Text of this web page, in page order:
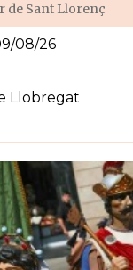
de Sant Llorenç
08/26
Llobregat